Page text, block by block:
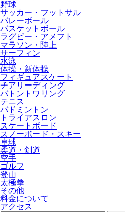
野球
サッカー・フットサル
バレーボール
バスケットボール
ラグビー・アメフト
マラソン・陸上
サーフィン
水泳
体操・新体操
フィギュアスケート
チアリーディング
バトントワリング
テニス
バドミントン
トライアスロン
スケートボード
スノーボード・スキー
卓球
柔道・剣道
空手
ゴルフ
登山
太極拳
その他
料金について
アクセス